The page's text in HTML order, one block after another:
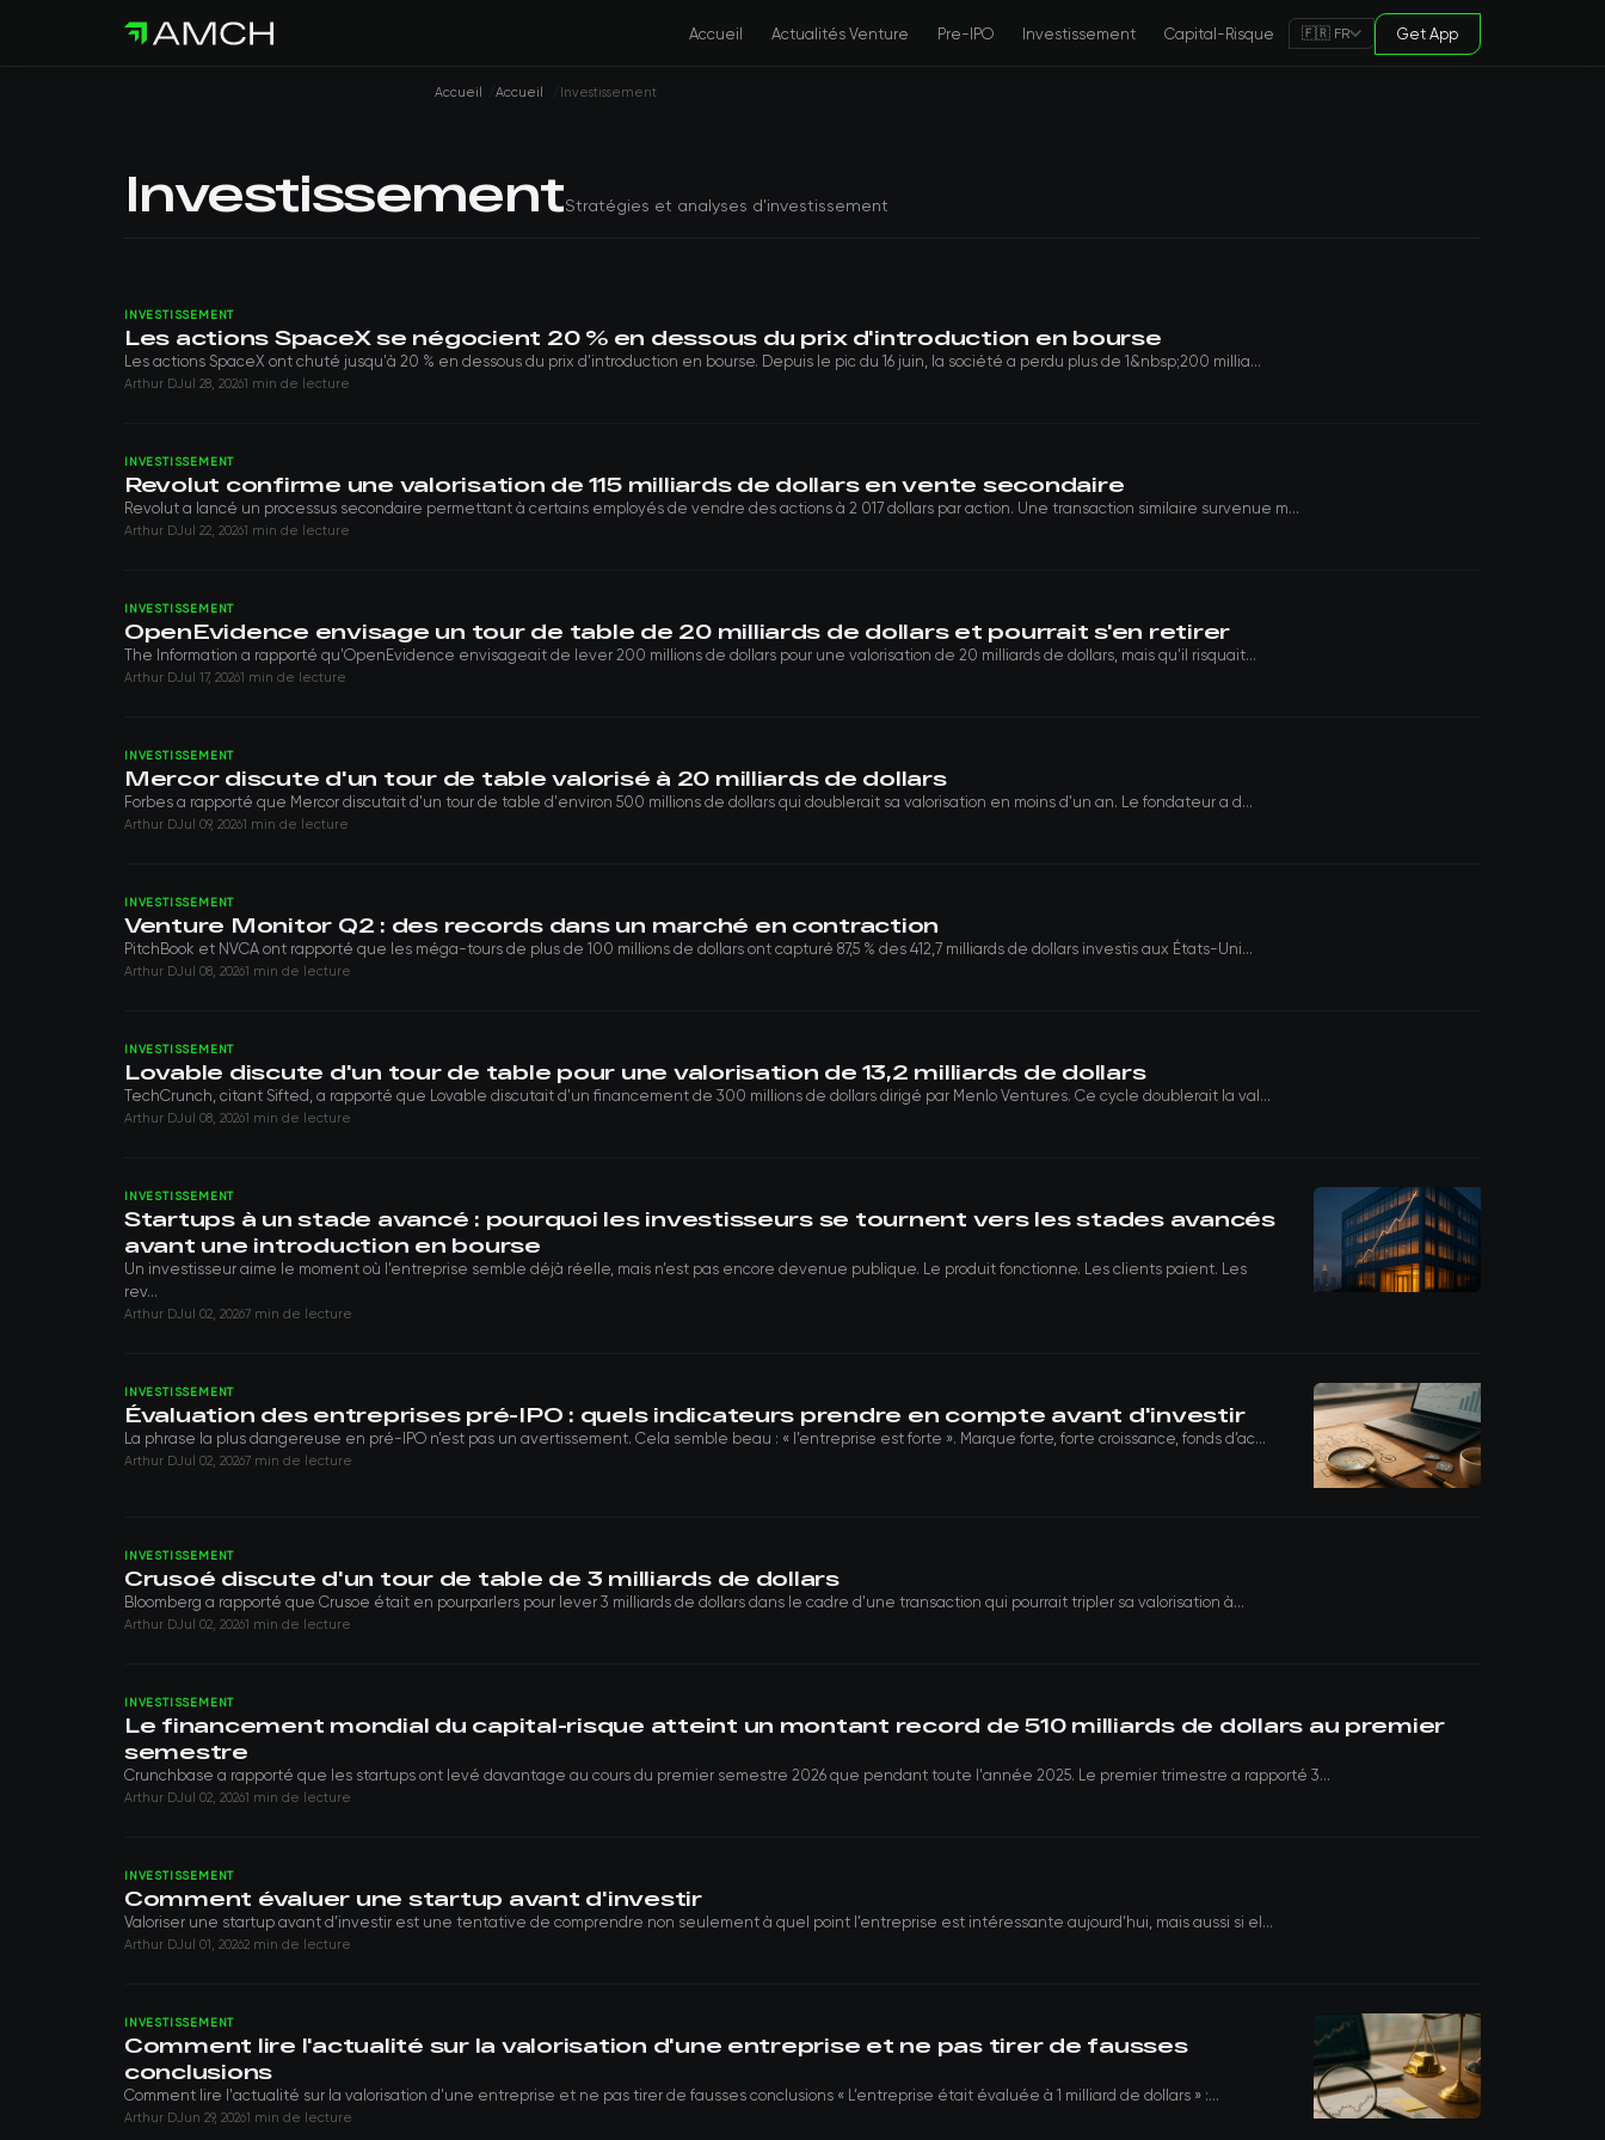
Accueil Actualités Venture Pre-IPO Investissement Capital-Risque 🇫🇷 FR Get App
Accueil Accueil Investissement
InvestissementStratégies et analyses d'investissement
INVESTISSEMENT
Les actions SpaceX se négocient 20 % en dessous du prix d'introduction en bourse
Les actions SpaceX ont chuté jusqu'à 20 % en dessous du prix d'introduction en bourse. Depuis le pic du 16 juin, la société a perdu plus de 1&nbsp;200 millia...
Arthur DJul 28, 20261 min de lecture
INVESTISSEMENT
Revolut confirme une valorisation de 115 milliards de dollars en vente secondaire
Revolut a lancé un processus secondaire permettant à certains employés de vendre des actions à 2 017 dollars par action. Une transaction similaire survenue m...
Arthur DJul 22, 20261 min de lecture
INVESTISSEMENT
OpenEvidence envisage un tour de table de 20 milliards de dollars et pourrait s'en retirer
The Information a rapporté qu'OpenEvidence envisageait de lever 200 millions de dollars pour une valorisation de 20 milliards de dollars, mais qu'il risquait...
Arthur DJul 17, 20261 min de lecture
INVESTISSEMENT
Mercor discute d'un tour de table valorisé à 20 milliards de dollars
Forbes a rapporté que Mercor discutait d'un tour de table d'environ 500 millions de dollars qui doublerait sa valorisation en moins d'un an. Le fondateur a d...
Arthur DJul 09, 20261 min de lecture
INVESTISSEMENT
Venture Monitor Q2 : des records dans un marché en contraction
PitchBook et NVCA ont rapporté que les méga-tours de plus de 100 millions de dollars ont capturé 87,5 % des 412,7 milliards de dollars investis aux États-Uni...
Arthur DJul 08, 20261 min de lecture
INVESTISSEMENT
Lovable discute d'un tour de table pour une valorisation de 13,2 milliards de dollars
TechCrunch, citant Sifted, a rapporté que Lovable discutait d'un financement de 300 millions de dollars dirigé par Menlo Ventures. Ce cycle doublerait la val...
Arthur DJul 08, 20261 min de lecture
INVESTISSEMENT
Startups à un stade avancé : pourquoi les investisseurs se tournent vers les stades avancés
avant une introduction en bourse
Un investisseur aime le moment où l’entreprise semble déjà réelle, mais n’est pas encore devenue publique. Le produit fonctionne. Les clients paient. Les
rev...
Arthur DJul 02, 20267 min de lecture
INVESTISSEMENT
Évaluation des entreprises pré-IPO : quels indicateurs prendre en compte avant d'investir
La phrase la plus dangereuse en pré-IPO n’est pas un avertissement. Cela semble beau : « l’entreprise est forte ». Marque forte, forte croissance, fonds d’ac...
Arthur DJul 02, 20267 min de lecture
INVESTISSEMENT
Crusoé discute d'un tour de table de 3 milliards de dollars
Bloomberg a rapporté que Crusoe était en pourparlers pour lever 3 milliards de dollars dans le cadre d'une transaction qui pourrait tripler sa valorisation à...
Arthur DJul 02, 20261 min de lecture
INVESTISSEMENT
Le financement mondial du capital-risque atteint un montant record de 510 milliards de dollars au premier
semestre
Crunchbase a rapporté que les startups ont levé davantage au cours du premier semestre 2026 que pendant toute l'année 2025. Le premier trimestre a rapporté 3...
Arthur DJul 02, 20261 min de lecture
INVESTISSEMENT
Comment évaluer une startup avant d'investir
Valoriser une startup avant d’investir est une tentative de comprendre non seulement à quel point l’entreprise est intéressante aujourd’hui, mais aussi si el...
Arthur DJul 01, 20262 min de lecture
INVESTISSEMENT
Comment lire l'actualité sur la valorisation d'une entreprise et ne pas tirer de fausses
conclusions
Comment lire l'actualité sur la valorisation d'une entreprise et ne pas tirer de fausses conclusions « L’entreprise était évaluée à 1 milliard de dollars » :...
Arthur DJun 29, 20261 min de lecture